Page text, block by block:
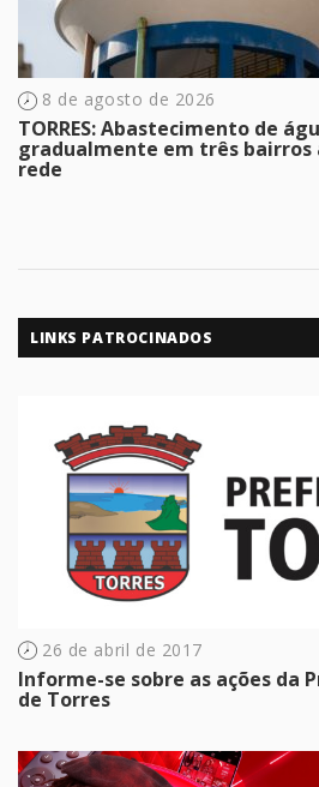
8 de agosto de 2026
TORRES: Abastecimento de
gradualmente em três bairros
rede
LINKS PATROCINADOS
26 de abril de 2017
Informe-se sobre as ações da
de Torres